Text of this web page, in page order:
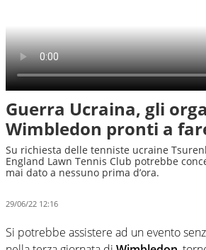
Guerra Ucraina, gli
Wimbledon pronti a
Su richiesta delle tenniste ucraine
England Lawn Tennis Club potrebbe
mai dato a nessuno prima d’ora.
29/06/22 12:16
Si potrebbe assistere ad un evento